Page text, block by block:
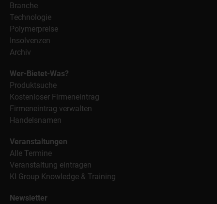
Branche
Technologie
Polymerpreise
Insolvenzen
Archiv
Wer-Bietet-Was?
Produktsuche
Kostenloser Firmeneintrag
Firmeneintrag verwalten
Handelsnamen
Veranstaltungen
Alle Termine
Veranstaltung eintragen
KI Group Knowledge & Training
Newsletter